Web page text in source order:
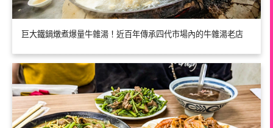
巨大鐵鍋燉煮爆量牛雜湯！近百年傳承四代市場內的牛雜湯老店